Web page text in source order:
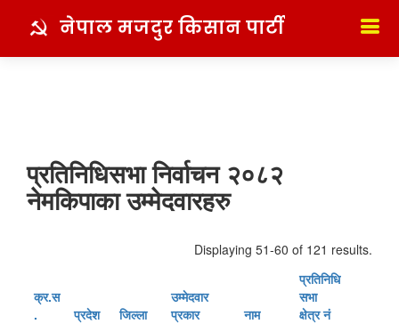
नेपाल मजदुर किसान पार्टी
प्रतिनिधिसभा निर्वाचन २०८२
नेमकिपाका उम्मेदवारहरु
Displaying 51-60 of 121 results.
क्र‍.स‌
.
प्रदेश जिल्ला
उम्मेदवार
प्रकार
नाम
प्रतिनिधि
सभा
क्षेत्र नं